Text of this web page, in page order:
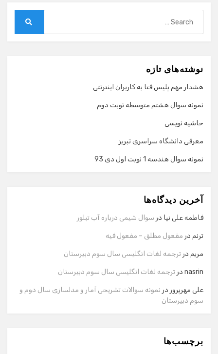
نوشته‌های تازه
هشدار مهم پلیس فتا به کاربران اینترنتی
نمونه سوال هشتم متوسطه نوبت دوم
حاشیه نویسی
معرفی دانشگاه سراسری تبریز
نمونه سوال هندسه 1 نوبت اول دی 93
آخرین دیدگاه‌ها
فاطمه علی نیا در سوال شیمی درباره آب تبلور
ترنم در مفعول مطلق – مفعول فیه
مریم در ترجمه لغات انگلیسی سال سوم دبیرستان
nasrin در ترجمه لغات انگلیسی سال سوم دبیرستان
علی مهرپرور در نمونه سوالات تشریحی آمار و مدلسازی سال دوم و
سوم دبیرستان
برچسب‌ها
گفت‌وگو با دستیار هوشمند
سلام! برای شروع گفت‌وگو لطفاً شماره تماس یا ایمیل خود را
وارد کنید.
ایمیل